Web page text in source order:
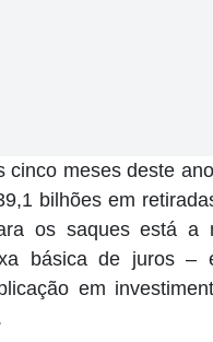
cinco meses deste
bilhões em
os saques está a
básica de juros –
em